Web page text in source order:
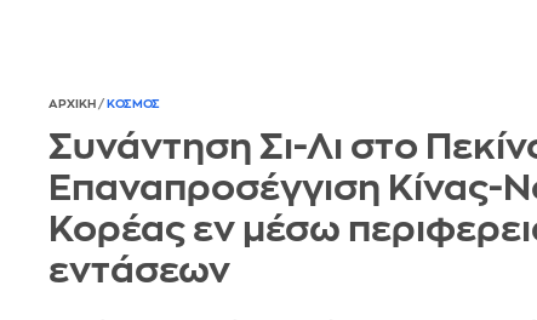
ΑΡΧΙΚΗ / ΚΟΣΜΟΣ
Συνάντηση Σι-Λι στο
Επαναπροσέγγιση Κίνας-
Κορέας εν μέσω
εντάσεων